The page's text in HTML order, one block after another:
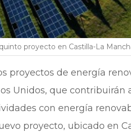
proyecto en Castilla-La
proyectos de energía
Unidos, que contribuirán
con energía
proyecto, ubicado en